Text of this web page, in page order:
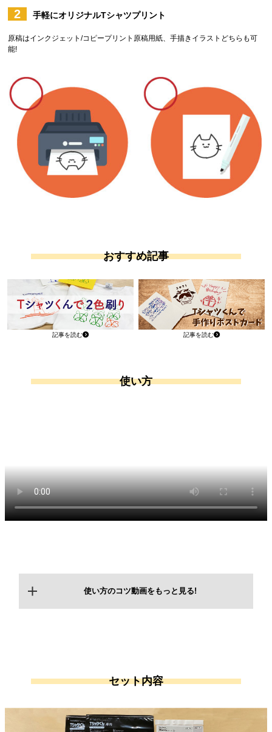
2 手軽にオリジナルTシャツプリント
原稿はインクジェット/コピープリント原稿用紙、手描きイラストどちらも可
能!
おすすめ記事
記事を読む 記事を読む
使い方
使い方のコツ動画をもっと見る!
セット内容